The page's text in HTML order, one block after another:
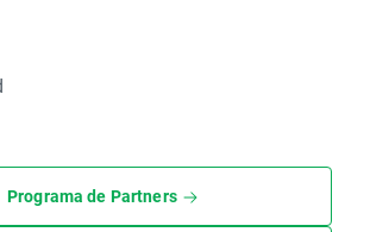
Programa de Partners